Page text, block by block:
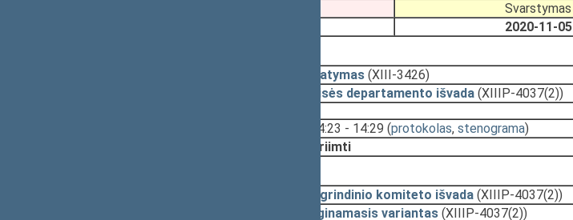
Svarstymas
2020-11-05
Įstatymas (XIII-3426)
Teisės departamento išvada (XIIIP-4037(2))
14:23 - 14:29 (protokolas, stenograma)
Priimti
Pagrindinio komiteto išvada (XIIIP-4037(2))
Lyginamasis variantas (XIIIP-4037(2))